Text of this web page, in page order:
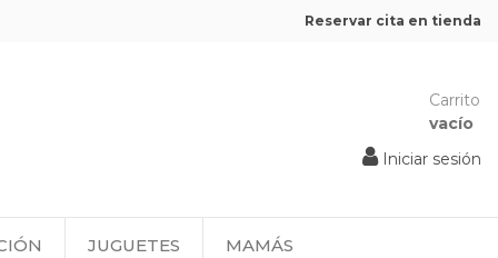
Reservar cita en tienda
Carrito
vacío
Iniciar sesión
JUGUETES MAMÁS